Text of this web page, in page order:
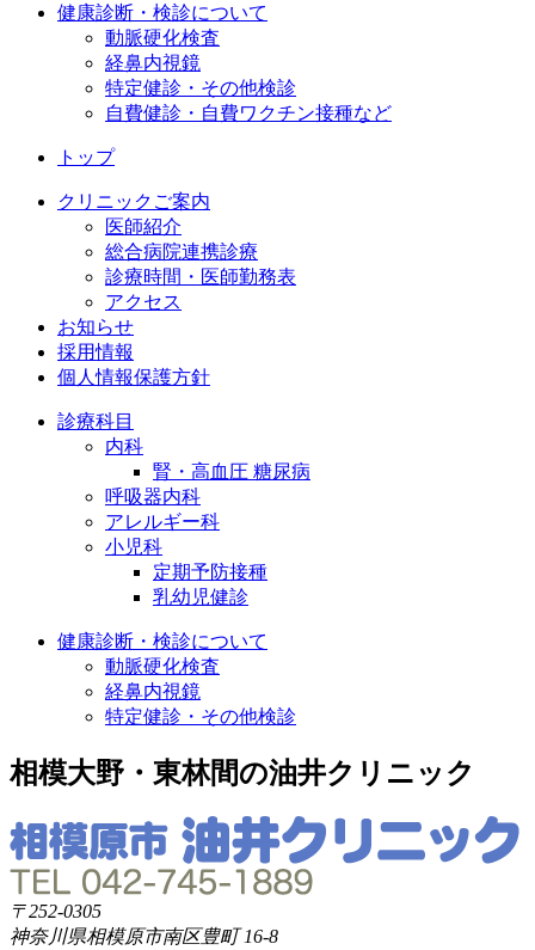
健康診断・検診について
動脈硬化検査
経鼻内視鏡
特定健診・その他検診
自費健診・自費ワクチン接種など
トップ
クリニックご案内
医師紹介
総合病院連携診療
診療時間・医師勤務表
アクセス
お知らせ
採用情報
個人情報保護方針
診療科目
内科
腎・高血圧 糖尿病
呼吸器内科
アレルギー科
小児科
定期予防接種
乳幼児健診
健康診断・検診について
動脈硬化検査
経鼻内視鏡
特定健診・その他検診
相模大野・東林間の油井クリニック
〒252-0305
神奈川県相模原市南区豊町 16-8